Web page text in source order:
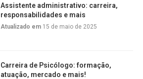
Assistente administrativo: carreira,
responsabilidades e mais
Atualizado em 15 de maio de 2025
Carreira de Psicólogo: formação,
atuação, mercado e mais!